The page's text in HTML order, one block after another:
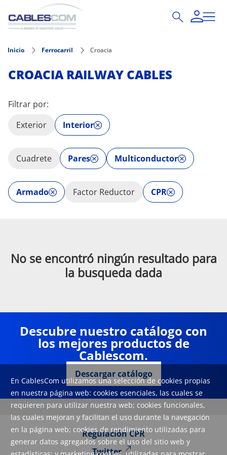
Pasar al contenido principal
En CablesCom utilizamos una selección de cookies propias
en nuestra página web: cookies esenciales, las cuales se
requieren para utilizar nuestra web; cookies funcionales,
las cuales mejoran y facilitan el uso durante la navegación
en la página web; cookies de rendimiento utilizadas para
generar datos agregados sobre el uso del sitio web y
Inicio Ferrocarril Croacia
CROACIA RAILWAY CABLES
Filtrar por:
Exterior
Interior
Cuadrete Pares Multiconductor
Armado Factor Reductor CPR
No se encontró ningún resultado para
la busqueda dada
Descubre nuestro catálogo con
los mejores productos de
Cablescom.
Descargar catálogo
Regulación CPR
Twitter